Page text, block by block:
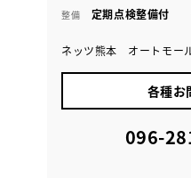
整備 定期点検整備付
ネッツ熊本 オートモー
各種お
096-